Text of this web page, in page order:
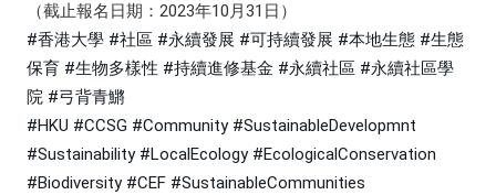
（截止報名日期：2023年10月31日）
#香港大學 #社區 #永續發展 #可持續發展 #本地生態 #生態
保育 #生物多樣性 #持續進修基金 #永續社區 #永續社區學
院 #弓背青鱂
#HKU #CCSG #Community #SustainableDevelopmnt
#Sustainability #LocalEcology #EcologicalConservation
#Biodiversity #CEF #SustainableCommunities